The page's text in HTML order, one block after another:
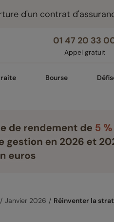
d'un contrat
01 47 20 33
Appel gratuit
Bourse
Janvier 2026 Réinventer la